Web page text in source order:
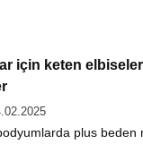
için keten
plus beden